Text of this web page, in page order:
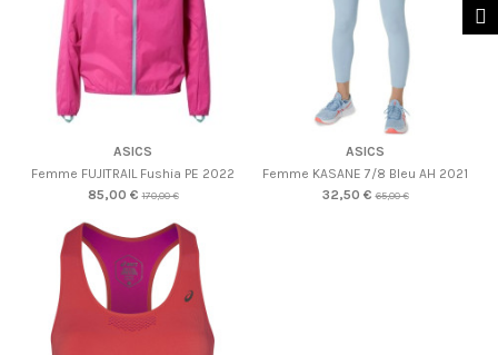
ASICS
Femme FUJITRAIL Fushia PE 2022
85,00 € 170,00 €
ASICS
Femme KASANE 7/8 Bleu AH 2021
32,50 € 65,00 €